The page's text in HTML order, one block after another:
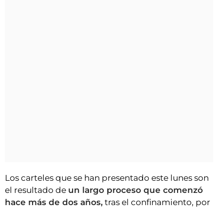
Los carteles que se han presentado este lunes son
el resultado de un largo proceso que comenzó
hace más de dos años, tras el confinamiento, por